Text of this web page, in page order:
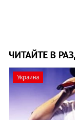
ЧИТАЙТЕ В
Украина